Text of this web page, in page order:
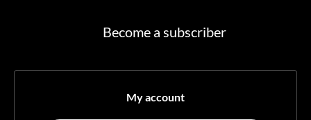
My account
Become a subscriber